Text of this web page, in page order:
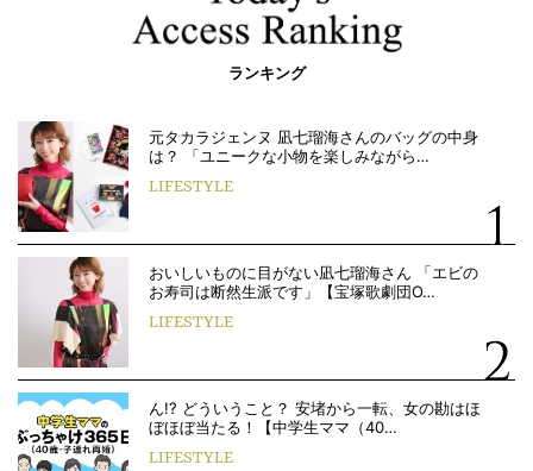
ランキング
元タカラジェンヌ 凪七瑠海さんのバッグの中身
は？ 「ユニークな小物を楽しみながら…
LIFESTYLE
おいしいものに目がない凪七瑠海さん 「エビの
お寿司は断然生派です」【宝塚歌劇団O…
LIFESTYLE
ん!? どういうこと？ 安堵から一転、女の勘はほ
ぼほぼ当たる！【中学生ママ（40…
LIFESTYLE